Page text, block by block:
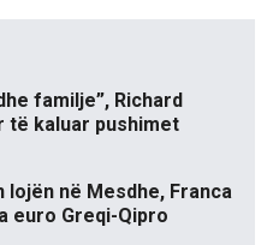
familje”, Richard
të kaluar pushimet
në Mesdhe, Franca
euro Greqi-Qipro